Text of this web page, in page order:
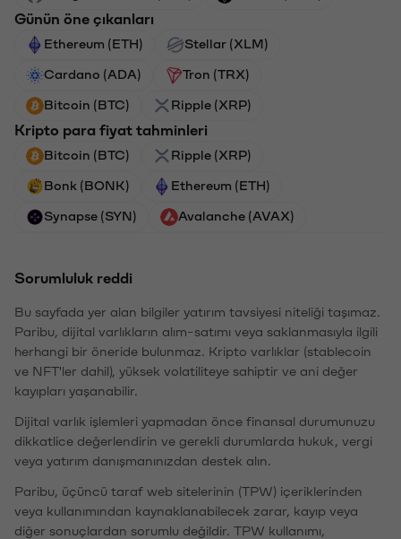
Günün öne çıkanları
Ethereum (ETH) Stellar (XLM)
Cardano (ADA) Tron (TRX)
Bitcoin (BTC) Ripple (XRP)
Kripto para fiyat tahminleri
Bitcoin (BTC) Ripple (XRP)
Bonk (BONK) Ethereum (ETH)
Synapse (SYN) Avalanche (AVAX)
Sorumluluk reddi
Bu sayfada yer alan bilgiler yatırım tavsiyesi niteliği taşımaz.
Paribu, dijital varlıkların alım-satımı veya saklanmasıyla ilgili
herhangi bir öneride bulunmaz. Kripto varlıklar (stablecoin
ve NFT'ler dahil), yüksek volatiliteye sahiptir ve ani değer
kayıpları yaşanabilir.
Dijital varlık işlemleri yapmadan önce finansal durumunuzu
dikkatlice değerlendirin ve gerekli durumlarda hukuk, vergi
veya yatırım danışmanınızdan destek alın.
Paribu, üçüncü taraf web sitelerinin (TPW) içeriklerinden
veya kullanımından kaynaklanabilecek zarar, kayıp veya
diğer sonuçlardan sorumlu değildir. TPW kullanımı,